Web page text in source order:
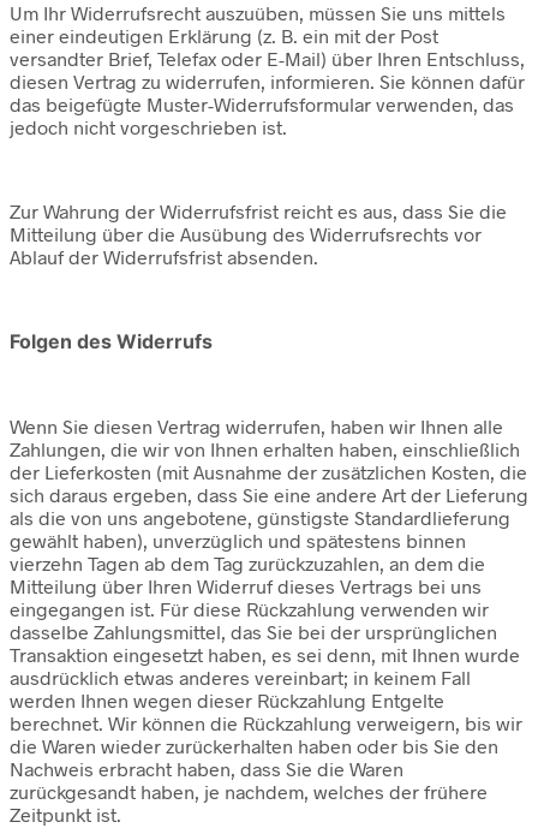
Um Ihr Widerrufsrecht auszuüben, müssen Sie uns mittels
einer eindeutigen Erklärung (z. B. ein mit der Post
versandter Brief, Telefax oder E-Mail) über Ihren Entschluss,
diesen Vertrag zu widerrufen, informieren. Sie können dafür
das beigefügte Muster-Widerrufsformular verwenden, das
jedoch nicht vorgeschrieben ist.
Zur Wahrung der Widerrufsfrist reicht es aus, dass Sie die
Mitteilung über die Ausübung des Widerrufsrechts vor
Ablauf der Widerrufsfrist absenden.
Folgen des Widerrufs
Wenn Sie diesen Vertrag widerrufen, haben wir Ihnen alle
Zahlungen, die wir von Ihnen erhalten haben, einschließlich
der Lieferkosten (mit Ausnahme der zusätzlichen Kosten, die
sich daraus ergeben, dass Sie eine andere Art der Lieferung
als die von uns angebotene, günstigste Standardlieferung
gewählt haben), unverzüglich und spätestens binnen
vierzehn Tagen ab dem Tag zurückzuzahlen, an dem die
Mitteilung über Ihren Widerruf dieses Vertrags bei uns
eingegangen ist. Für diese Rückzahlung verwenden wir
dasselbe Zahlungsmittel, das Sie bei der ursprünglichen
Transaktion eingesetzt haben, es sei denn, mit Ihnen wurde
ausdrücklich etwas anderes vereinbart; in keinem Fall
werden Ihnen wegen dieser Rückzahlung Entgelte
berechnet. Wir können die Rückzahlung verweigern, bis wir
die Waren wieder zurückerhalten haben oder bis Sie den
Nachweis erbracht haben, dass Sie die Waren
zurückgesandt haben, je nachdem, welches der frühere
Zeitpunkt ist.